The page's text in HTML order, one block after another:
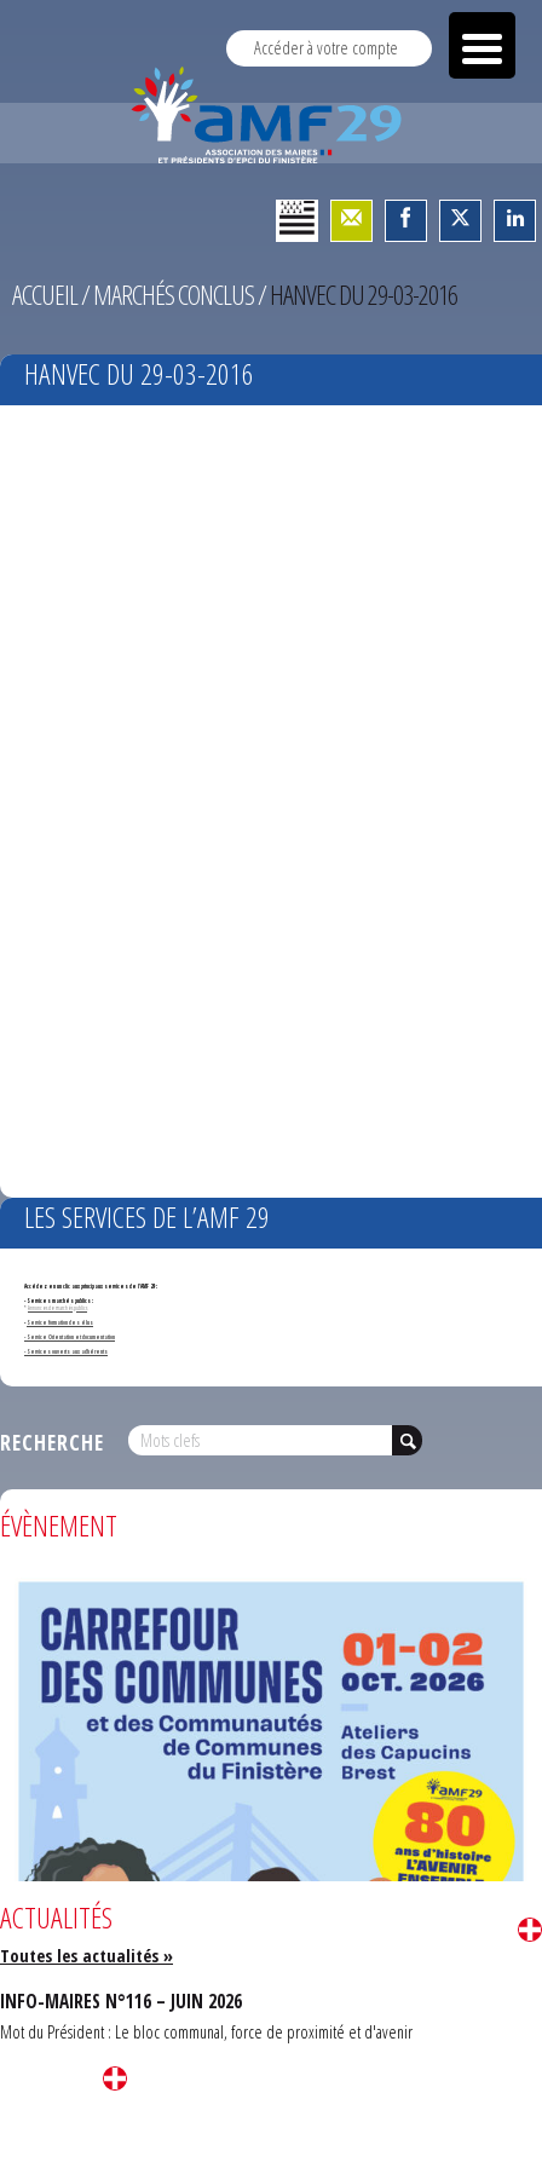
Accéder à votre compte
ACCUEIL/MARCHÉS CONCLUS/HANVEC DU 29-03-2016
HANVEC DU 29-03-2016
LES SERVICES DE L’AMF 29
Accédez en un clic aux principaux services de l'AMF 29 :
- Services marchés publics :
*Annonces de marchés publics
-Service formation des élus
- Service Orientation et documentation
- Services ouverts aux adhérents
RECHERCHE
ÉVÈNEMENT
ACTUALITÉS
Toutes les actualités »
INFO-MAIRES N°116 – JUIN 2026
Mot du Président : Le bloc communal, force de proximité et d'avenir